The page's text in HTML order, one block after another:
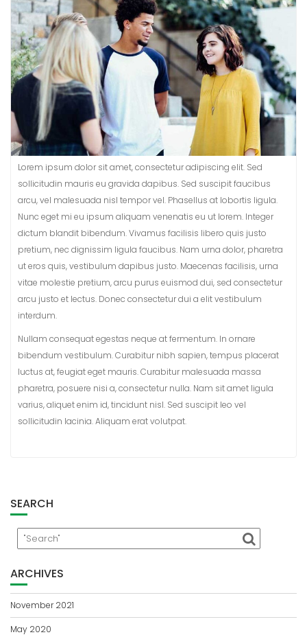
Lorem ipsum dolor sit amet, consectetur adipiscing elit. Sed
sollicitudin mauris eu gravida dapibus. Sed suscipit faucibus
arcu, vel malesuada nisl tempor vel. Phasellus at lobortis ligula.
Nunc eget mi eu ipsum aliquam venenatis eu ut lorem. Integer
dictum blandit bibendum. Vivamus facilisis libero quis justo
pretium, nec dignissim ligula faucibus. Nam urna dolor, pharetra
ut eros quis, vestibulum dapibus justo. Maecenas facilisis, urna
vitae molestie pretium, arcu purus euismod dui, sed consectetur
arcu justo et lectus. Donec consectetur dui a elit vestibulum
interdum.
Nullam consequat egestas neque at fermentum. In ornare
bibendum vestibulum. Curabitur nibh sapien, tempus placerat
luctus at, feugiat eget mauris. Curabitur malesuada massa
pharetra, posuere nisi a, consectetur nulla. Nam sit amet ligula
varius, aliquet enim id, tincidunt nisl. Sed suscipit leo vel
sollicitudin lacinia. Aliquam erat volutpat.
SEARCH
ARCHIVES
November 2021
May 2020